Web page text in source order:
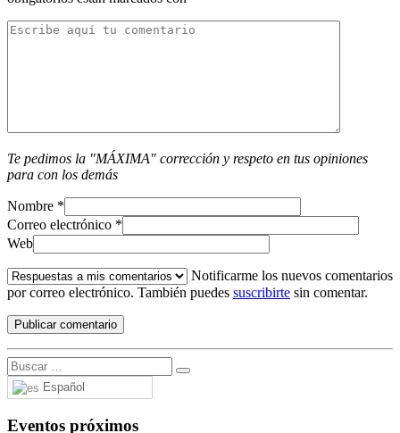
Te pedimos la "MÁXIMA" corrección y respeto en tus opiniones
para con los demás
Nombre *
Correo electrónico *
Web
Notificarme los nuevos comentarios
por correo electrónico. También puedes suscribirte sin comentar.
Español
Eventos próximos